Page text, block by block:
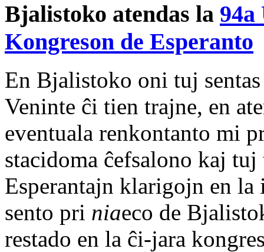
Bjalistoko atendas la 94a
Kongreson de Esperanto
En Bjalistoko oni tuj
Veninte ĉi tien trajne, en
eventuala renkontanto mi
stacidoma ĉefsalono kaj tuj
Esperantajn klarigojn en
sento pri niaeco de
restado en la ĉi-jara